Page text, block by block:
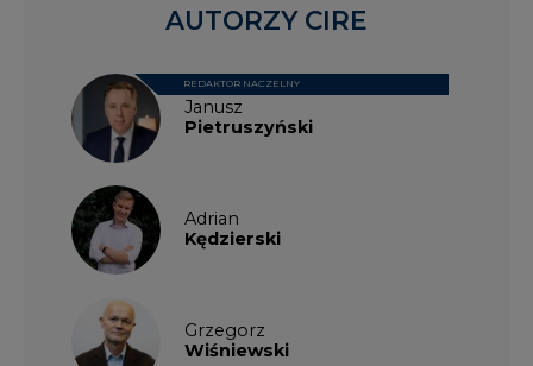
Janusz
Pietruszyński
REDAKTOR NACZELNY
Adrian
Kędzierski
Grzegorz
Wiśniewski
AUTORZY CIRE